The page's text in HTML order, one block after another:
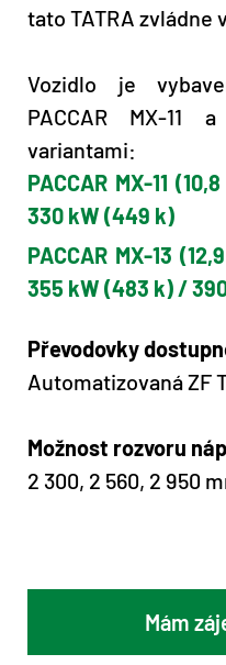
tato TATRA zvládne
Vozidlo je
PACCAR MX-11
variantami:
PACCAR MX-11
330 kW (449 k)
PACCAR MX-13
355 kW (483 k) /
Převodovky
Automatizovaná ZF
Možnost rozvoru
2 300, 2 560, 2 950
Mám